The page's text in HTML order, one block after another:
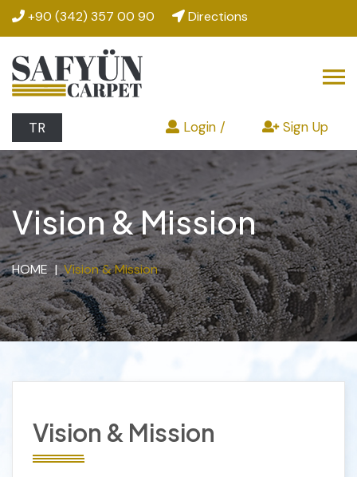
+90 (342) 357 00 90 Directions
TR Login / Sign Up
Vision & Mission
HOME Vision & Mission
Vision & Mission